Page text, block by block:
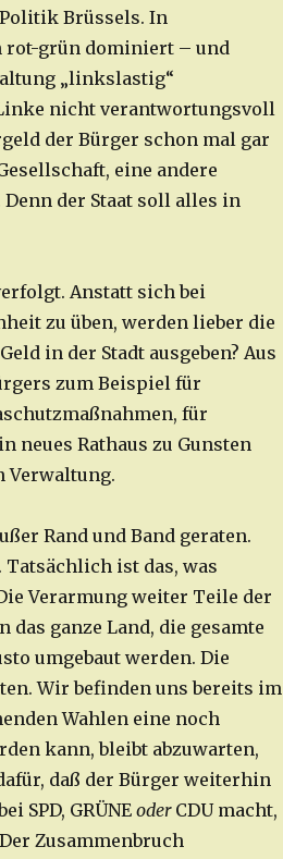
Brüssels. In
rot-grün dominiert – und
„linkslastig“
nicht verantwortungsvoll
der Bürger schon mal gar
eine andere
der Staat soll alles in
Anstatt sich bei
zu üben, werden lieber die
in der Stadt ausgeben? Aus
zum Beispiel für
für
neues Rathaus zu Gunsten
Rand und Band geraten.
ist das, was
Verarmung weiter Teile der
ganze Land, die gesamte
umgebaut werden. Die
Wir befinden uns bereits im
Wahlen eine noch
kann, bleibt abzuwarten,
daß der Bürger weiterhin
SPD, GRÜNE oderCDU macht,
Zusammenbruch